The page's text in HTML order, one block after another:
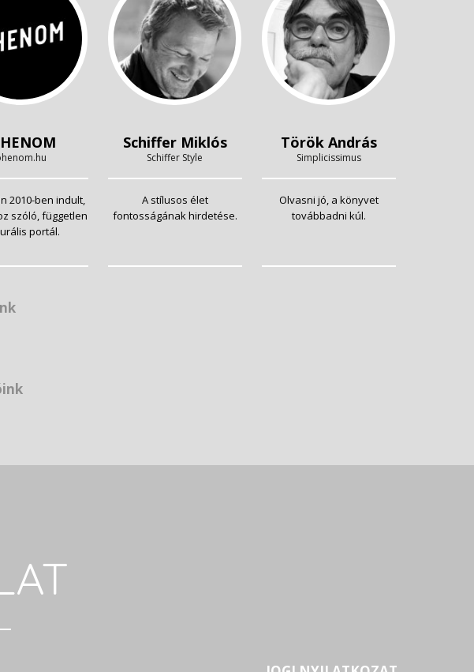
2010-ben indult,
szóló, független
portál.
Schiffer Miklós
Schiffer Style
A stílusos élet
fontosságának hirdetése.
Török András
Simplicissimus
Olvasni jó, a könyvet
továbbadni kúl.